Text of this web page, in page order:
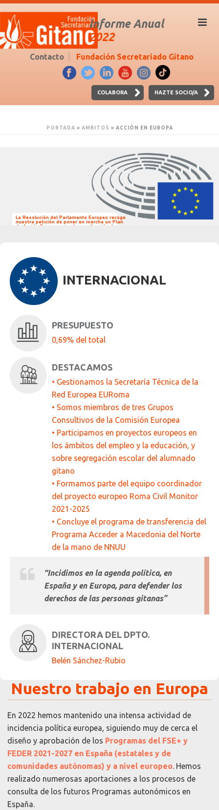
Informe Anual
2022
Contacto Fundación Secretariado Gitano
COLABORA HAZTE SOCIO/A
PORTADA » AMBITOS » ACCIÓN EN EUROPA
La Resolución del Parlamento Europeo recoge
nuestra petición de poner en marcha un Plan
de Acción Europeo para la erradicación de
INTERNACIONAL
PRESUPUESTO
0,69% del total
DESTACAMOS
• Gestionamos la Secretaría Técnica de la
Red Europea EURoma
• Somos miembros de tres Grupos
Consultivos de la Comisión Europea
• Participamos en proyectos europeos en
los ámbitos del empleo y la educación, y
sobre segregación escolar del alumnado
gitano
• Formamos parte del equipo coordinador
del proyecto europeo Roma Civil Monitor
2021-2025
• Concluye el programa de transferencia del
Programa Acceder a Macedonia del Norte
de la mano de NNUU
“Incidimos en la agenda política, en
España y en Europa, para defender los
derechos de las personas gitanas”
DIRECTORA DEL DPTO.
INTERNACIONAL
Belén Sánchez-Rubio
Nuestro trabajo en Europa
En 2022 hemos mantenido una intensa actividad de
incidencia política europea, siguiendo muy de cerca el
diseño y aprobación de los Programas del FSE+ y
FEDER 2021-2027 en España (estatales y de
comunidades autónomas) y a nivel europeo. Hemos
realizado numerosas aportaciones a los procesos de
consulta de los futuros Programas autonómicos en
España.